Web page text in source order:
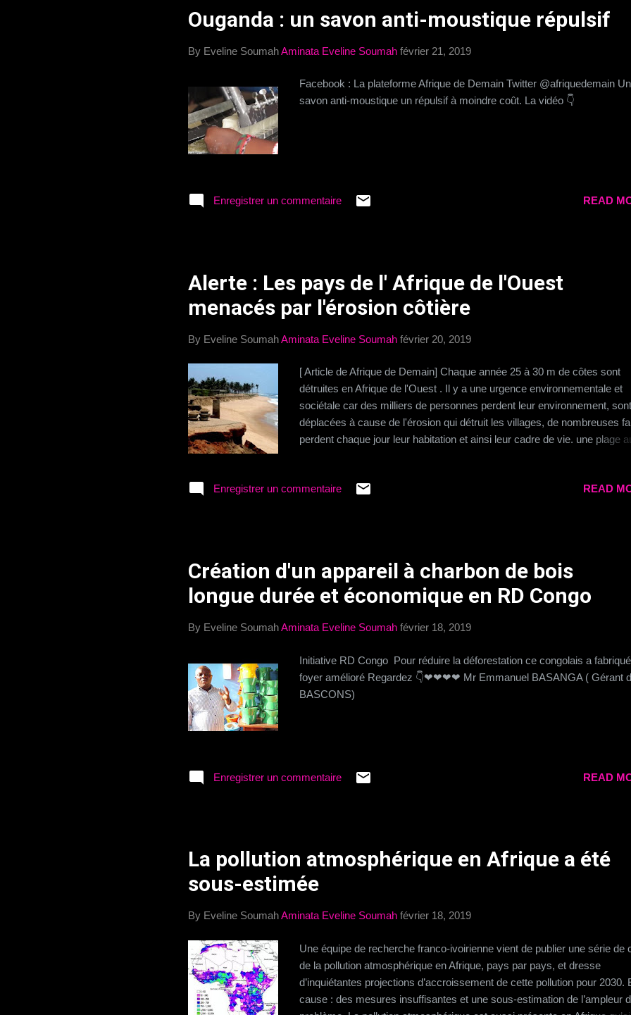
objectifs majeurs : La création d’opportunités d’emplois pour les jeunes.
Ouganda : un savon anti-moustique répulsif
By Eveline SoumahAminata Eveline Soumah février 21, 2019
Facebook : La plateforme Afrique de Demain Twitter @afriquedemain Un
savon anti-moustique un répulsif à moindre coût. La vidéo 👇
Enregistrer un commentaire READ
Alerte : Les pays de l' Afrique de l'Ouest
menacés par l'érosion côtière
By Eveline SoumahAminata Eveline Soumah février 20, 2019
[ Article de Afrique de Demain] Chaque année 25 à 30 m de côtes sont
détruites en Afrique de l'Ouest . Il y a une urgence environnementale et
sociétale car des milliers de personnes perdent leur environnement, sont
déplacées à cause de l'érosion qui détruit les villages, de nombreuses
perdent chaque jour leur habitation et ainsi leur cadre de vie. une plage
apporter des solutions sur le long terme qui préserveront les
Enregistrer un commentaire READ
Création d'un appareil à charbon de bois
longue durée et économique en RD Congo
By Eveline SoumahAminata Eveline Soumah février 18, 2019
Initiative RD Congo Pour réduire la déforestation ce congolais a
foyer amélioré Regardez 👇❤❤❤❤ Mr Emmanuel BASANGA ( Gérant
BASCONS)
Enregistrer un commentaire READ
La pollution atmosphérique en Afrique a été
sous-estimée
By Eveline SoumahAminata Eveline Soumah février 18, 2019
Une équipe de recherche franco-ivoirienne vient de publier une série de
de la pollution atmosphérique en Afrique, pays par pays, et dresse
d’inquiétantes projections d’accroissement de cette pollution pour 2030.
cause : des mesures insuffisantes et une sous-estimation de l’ampleur